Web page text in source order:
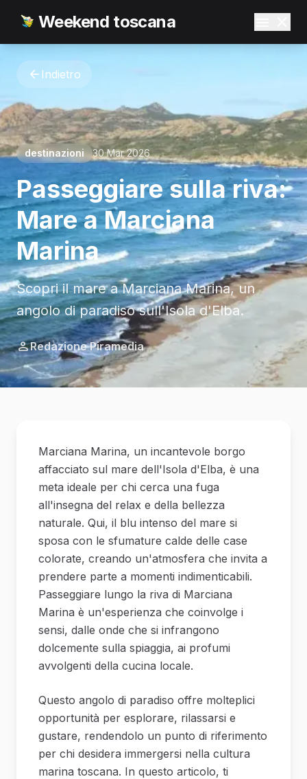
Weekend toscana
Indietro
destinazioni 30 Mar 2026
Passeggiare sulla riva:
Mare a Marciana
Marina
Scopri il mare a Marciana Marina, un
angolo di paradiso sull'Isola d'Elba.
Redazione Piramedia
Marciana Marina, un incantevole borgo
affacciato sul mare dell'Isola d'Elba, è una
meta ideale per chi cerca una fuga
all'insegna del relax e della bellezza
naturale. Qui, il blu intenso del mare si
sposa con le sfumature calde delle case
colorate, creando un'atmosfera che invita a
prendere parte a momenti indimenticabili.
Passeggiare lungo la riva di Marciana
Marina è un'esperienza che coinvolge i
sensi, dalle onde che si infrangono
dolcemente sulla spiaggia, ai profumi
avvolgenti della cucina locale.
Questo angolo di paradiso offre molteplici
opportunità per esplorare, rilassarsi e
gustare, rendendolo un punto di riferimento
per chi desidera immergersi nella cultura
marina toscana. In questo articolo, ti